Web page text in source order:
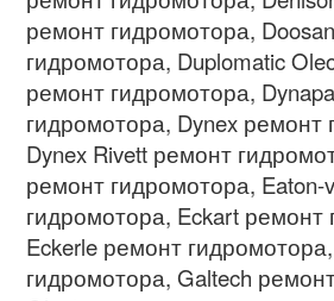
ремонт гидромотора,
гидромотора, Duplomatic
ремонт гидромотора,
гидромотора, Dynex ремонт
Dynex Rivett ремонт
ремонт гидромотора, Eaton-
гидромотора, Eckart ремонт
Eckerle ремонт
гидромотора, Galtech